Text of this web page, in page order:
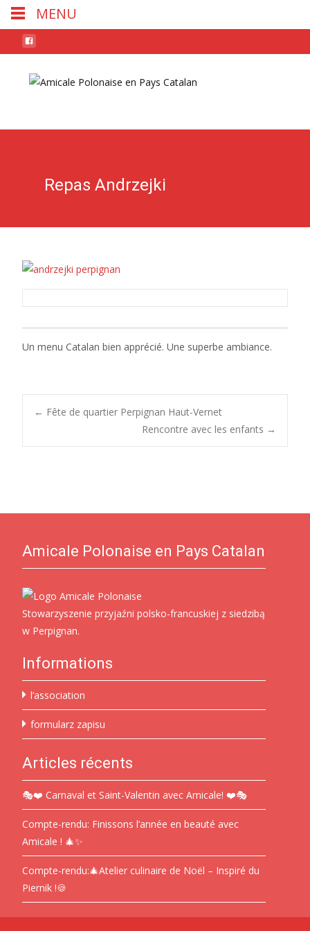
Repas Andrzejki
Un menu Catalan bien apprécié. Une superbe ambiance.
Post
← Fête de quartier Perpignan Haut-Vernet
Rencontre avec les enfants →
Amicale Polonaise en Pays Catalan
Stowarzyszenie przyjaźni polsko-francuskiej z siedzibą
w Perpignan.
Informations
l’association
formularz zapisu
Articles récents
🎭❤️ Carnaval et Saint-Valentin avec Amicale! ❤️🎭
Compte-rendu: Finissons l’année en beauté avec
Amicale ! 🎄✨
Compte-rendu:🎄Atelier culinaire de Noël – Inspiré du
Piernik !🍪
MENU